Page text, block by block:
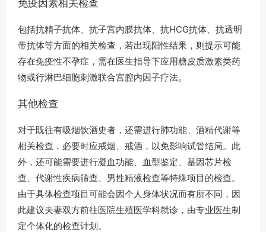
免疫因素相关检查
包括抗精子抗体、抗子宫内膜抗体、抗HCG抗体、抗透明
带抗体等方面的相关检查，若出现阳性结果，则提示可能
存在免疫性不孕症，需在医生指导下应用糖皮质激素类药
物或行淋巴细胞刺激联合宫腔内因子疗法。
其他检查
对于既往有吸烟饮酒史者，还需进行肺功能、酒精代谢等
相关检查，必要时应戒烟、戒酒，以免影响试管结局。此
外，还可能需要进行凝血功能、血型鉴定、基因芯片检
查、代谢性疾病筛查、男性精液检查等特殊项目的检查。
由于具体检查项目可能会因个人身体状况而有所不同，因
此建议夫妻双方前往医院生殖医学科就诊，由专业医生制
定个体化的检查计划。